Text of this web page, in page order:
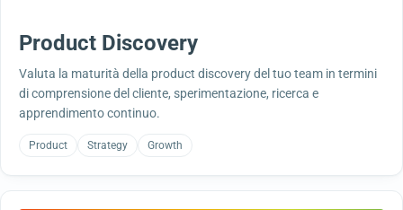
Product Discovery
Valuta la maturità della product discovery del tuo team in termini
di comprensione del cliente, sperimentazione, ricerca e
apprendimento continuo.
Product Strategy Growth